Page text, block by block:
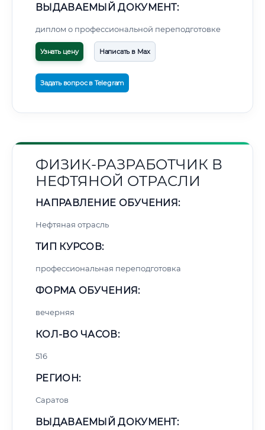
ВЫДАВАЕМЫЙ ДОКУМЕНТ:
диплом о профессиональной переподготовке
Узнать цену Написать в Max
Задать вопрос в Telegram
ФИЗИК-РАЗРАБОТЧИК В
НЕФТЯНОЙ ОТРАСЛИ
НАПРАВЛЕНИЕ ОБУЧЕНИЯ:
Нефтяная отрасль
ТИП КУРСОВ:
профессиональная переподготовка
ФОРМА ОБУЧЕНИЯ:
вечерняя
КОЛ-ВО ЧАСОВ:
516
РЕГИОН:
Саратов
ВЫДАВАЕМЫЙ ДОКУМЕНТ: